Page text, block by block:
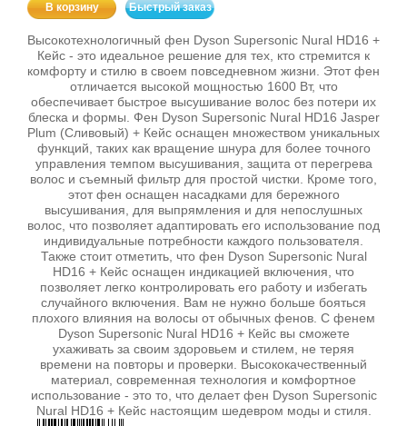
В корзину Быстрый заказ
Высокотехнологичный фен Dyson Supersonic Nural HD16 +
Кейс - это идеальное решение для тех, кто стремится к
комфорту и стилю в своем повседневном жизни. Этот фен
отличается высокой мощностью 1600 Вт, что
обеспечивает быстрое высушивание волос без потери их
блеска и формы. Фен Dyson Supersonic Nural HD16 Jasper
Plum (Сливовый) + Кейс оснащен множеством уникальных
функций, таких как вращение шнура для более точного
управления темпом высушивания, защита от перегрева
волос и съемный фильтр для простой чистки. Кроме того,
этот фен оснащен насадками для бережного
высушивания, для выпрямления и для непослушных
волос, что позволяет адаптировать его использование под
индивидуальные потребности каждого пользователя.
Также стоит отметить, что фен Dyson Supersonic Nural
HD16 + Кейс оснащен индикацией включения, что
позволяет легко контролировать его работу и избегать
случайного включения. Вам не нужно больше бояться
плохого влияния на волосы от обычных фенов. С фенем
Dyson Supersonic Nural HD16 + Кейс вы сможете
ухаживать за своим здоровьем и стилем, не теряя
времени на повторы и проверки. Высококачественный
материал, современная технология и комфортное
использование - это то, что делает фен Dyson Supersonic
Nural HD16 + Кейс настоящим шедевром моды и стиля.